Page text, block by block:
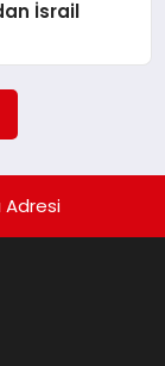
İsrail
Adresi